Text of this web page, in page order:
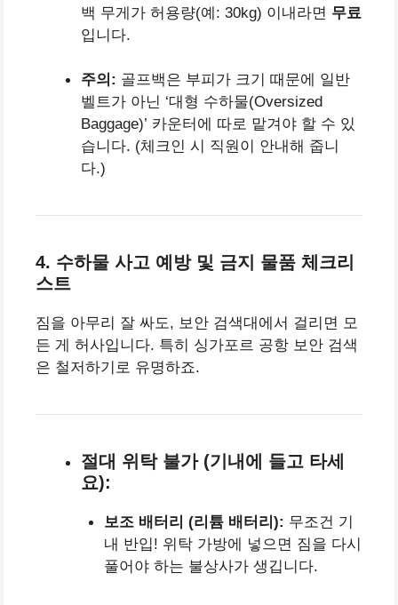
백 무게가 허용량(예: 30kg) 이내라면 무료
입니다.
주의: 골프백은 부피가 크기 때문에 일반
벨트가 아닌 ‘대형 수하물(Oversized
Baggage)’ 카운터에 따로 맡겨야 할 수 있
습니다. (체크인 시 직원이 안내해 줍니
다.)
4. 수하물 사고 예방 및 금지 물품 체크리
스트
짐을 아무리 잘 싸도, 보안 검색대에서 걸리면 모
든 게 허사입니다. 특히 싱가포르 공항 보안 검색
은 철저하기로 유명하죠.
절대 위탁 불가 (기내에 들고 타세
요):
보조 배터리 (리튬 배터리): 무조건 기
내 반입! 위탁 가방에 넣으면 짐을 다시
풀어야 하는 불상사가 생깁니다.